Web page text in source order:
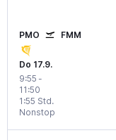
PMO FMM
Do 17.9.
9:55 -
11:50
Nonstop
1:55 Std.